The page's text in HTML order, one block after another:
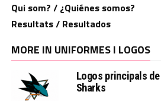
Qui som? / ¿Quiénes somos?
Resultats / Resultados
MORE IN UNIFORMES I LOGOS
Logos principals de
Sharks